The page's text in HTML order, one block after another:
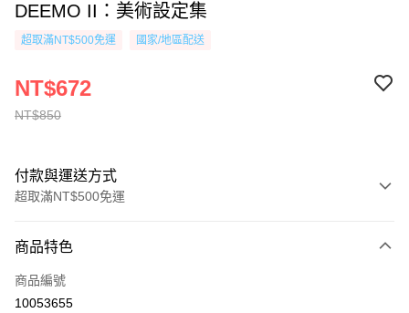
DEEMO II：美術設定集
超取滿NT$500免運 國家/地區配送
NT$850
NT$672
付款與運送方式
超取滿NT$500免運
信用卡一次付款
超商取貨付款
商品特色
商品編號
10053655